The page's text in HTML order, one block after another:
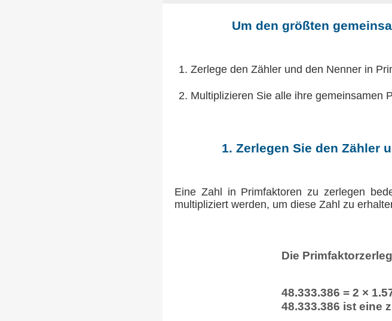
Um den größten
1. Zerlege den Zähler und den Nenner in
2. Multiplizieren Sie alle ihre gemeinsamen
1. Zerlegen Sie den Zähler
Eine Zahl in Primfaktoren zu zerlegen
multipliziert werden, um diese Zahl zu
Die
48.333.386 = 2 ×
48.333.386 ist eine